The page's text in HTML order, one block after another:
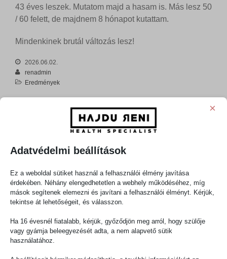
43 éves leszek. Mutatom majd a hasam is. Más lesz 50
/ 60 felett, de majdnem 8 hónapot kutattam.
Mindenkinek brutál változás lesz!
2026.06.02.
renadmin
Eredmények
Vélemény, hozzászólás?
Az e-mail címet nem tesszük közzé.A kötelező mezőket
Hozzászólás*
Adatvédelmi beállítások
×
Ez a weboldal sütiket használ a felhasználói élmény javítása
érdekében. Néhány elengedhetetlen a webhely működéséhez, míg
mások segítenek elemezni és javítani a felhasználói élményt. Kérjük,
tekintse át lehetőségeit, és válasszon.
Ha 16 évesnél fiatalabb, kérjük, győződjön meg arról, hogy szülője
vagy gyámja beleegyezését adta, a nem alapvető sütik
használatához.